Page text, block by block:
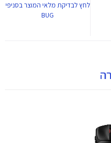
לחץלבדיקת מלאי המוצר בסניפי
BUG